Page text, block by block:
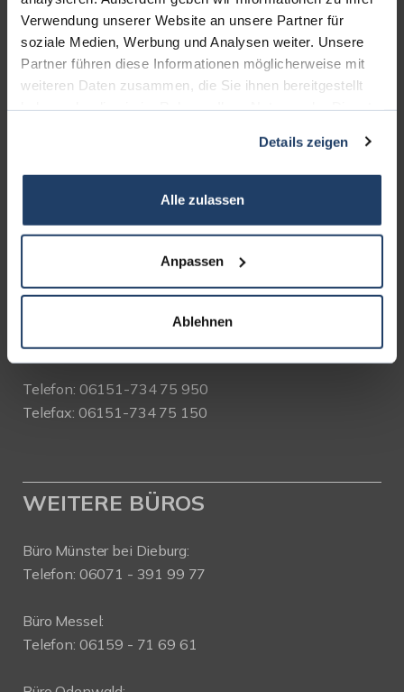
Verwendung unserer Website an unsere Partner für
soziale Medien, Werbung und Analysen weiter. Unsere
Partner führen diese Informationen möglicherweise mit
weiteren Daten zusammen, die Sie ihnen bereitgestellt
Details zeigen
Alle zulassen
Anpassen
Ablehnen
terrakon Immobilienberatung
Bad Nauheimer Straße 4
Bürozeiten:
Mo. - Fr. 9.00 - 18.00 Uhr
Sa. + So. nach Vereinbarung
Telefon: 06151-734 75 950
Telefax: 06151-734 75 150
WEITERE BÜROS
Büro Münster bei Dieburg:
Telefon: 06071 - 391 99 77
Büro Messel:
Telefon: 06159 - 71 69 61